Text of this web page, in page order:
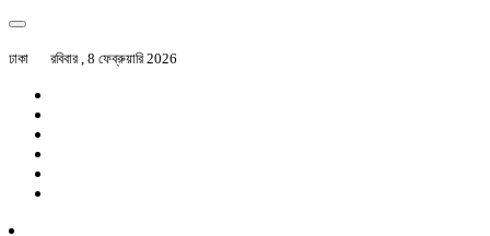
ঢাকা রবিবার , 8 ফেব্রুয়ারি 2026